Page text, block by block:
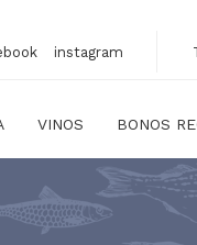
instagram
VINOS BONOS